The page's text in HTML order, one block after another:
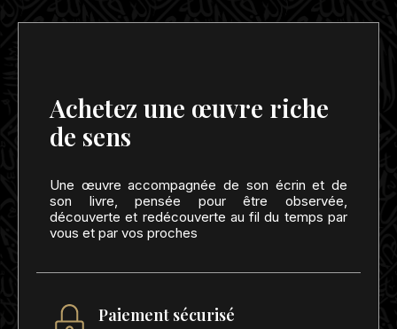
Achetez une œuvre riche
de sens
Une œuvre accompagnée de son écrin et de
son livre, pensée pour être observée,
découverte et redécouverte au fil du temps par
vous et par vos proches
Paiement sécurisé